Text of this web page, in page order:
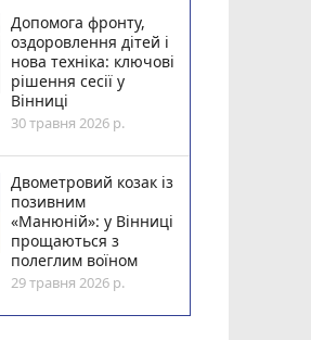
Допомога фронту,
оздоровлення дітей і
нова техніка: ключові
рішення сесії у
Вінниці
30 травня 2026 р.
Двометровий козак із
позивним
«Манюній»: у Вінниці
прощаються з
полеглим воїном
29 травня 2026 р.